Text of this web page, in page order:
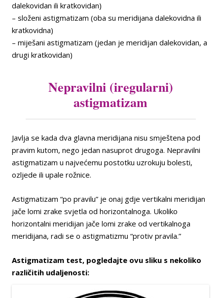
dalekovidan ili kratkovidan)
– složeni astigmatizam (oba su meridijana dalekovidna ili
kratkovidna)
– miješani astigmatizam (jedan je meridijan dalekovidan, a
drugi kratkovidan)
Nepravilni (iregularni)
astigmatizam
Javlja se kada dva glavna meridijana nisu smještena pod
pravim kutom, nego jedan nasuprot drugoga. Nepravilni
astigmatizam u najvećemu postotku uzrokuju bolesti,
ozljede ili upale rožnice.
Astigmatizam “po pravilu” je onaj gdje vertikalni meridijan
jače lomi zrake svjetla od horizontalnoga. Ukoliko
horizontalni meridijan jače lomi zrake od vertikalnoga
meridijana, radi se o astigmatizmu “protiv pravila.”
Astigmatizam test, pogledajte ovu sliku s nekoliko
različitih udaljenosti: